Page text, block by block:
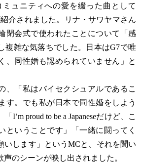
ュニティへの愛を綴った曲として
紹介されました。リナ・サワヤマさん
閉会式で使われたことについて「感
複雑な気落ちでした。日本はG7で唯
、同性婚も認められていません」と
「私はバイセクシュアルであるこ
す。でも私が日本で同性婚をしよう
I’m proud to be a Japaneseだけど、こ
ということです」「一緒に闘ってく
いします」というMCと、それを聞い
のシーンが映し出されました。